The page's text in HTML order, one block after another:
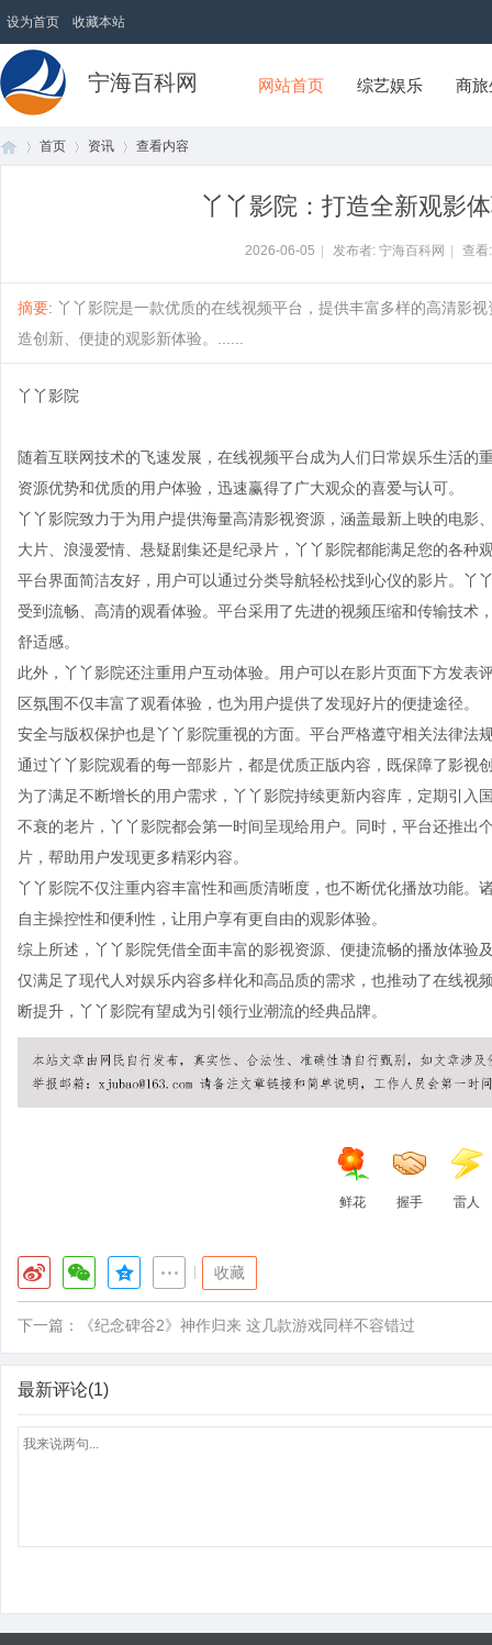
设为首页 收藏本站
宁海百科网 网站首页 综艺娱乐 商
首页 资讯 查看内容
丫丫影院：打造全新观影
2026-06-05 发布者: 宁海百科网 查
摘要: 丫丫影院是一款优质的在线视频平台，提供丰富多样的高清影
造创新、便捷的观影新体验。......
丫丫影院
随着互联网技术的飞速发展，在线视频平台成为人们日常娱乐生活的
资源优势和优质的用户体验，迅速赢得了广大观众的喜爱与认可。
丫丫影院致力于为用户提供海量高清影视资源，涵盖最新上映的电
大片、浪漫爱情、悬疑剧集还是纪录片，丫丫影院都能满足您的各种
平台界面简洁友好，用户可以通过分类导航轻松找到心仪的影片。丫
受到流畅、高清的观看体验。平台采用了先进的视频压缩和传输技术
舒适感。
此外，丫丫影院还注重用户互动体验。用户可以在影片页面下方发
区氛围不仅丰富了观看体验，也为用户提供了发现好片的便捷途径。
安全与版权保护也是丫丫影院重视的方面。平台严格遵守相关法律法
通过丫丫影院观看的每一部影片，都是优质正版内容，既保障了影视
为了满足不断增长的用户需求，丫丫影院持续更新内容库，定期引
不衰的老片，丫丫影院都会第一时间呈现给用户。同时，平台还推出
片，帮助用户发现更多精彩内容。
丫丫影院不仅注重内容丰富性和画质清晰度，也不断优化播放功能
自主操控性和便利性，让用户享有更自由的观影体验。
综上所述，丫丫影院凭借全面丰富的影视资源、便捷流畅的播放体验
仅满足了现代人对娱乐内容多样化和高品质的需求，也推动了在线视
断提升，丫丫影院有望成为引领行业潮流的经典品牌。
鲜花 握手 雷人
收藏
下一篇： 《纪念碑谷2》神作归来 这几款游戏同样不容错过
最新评论(1)